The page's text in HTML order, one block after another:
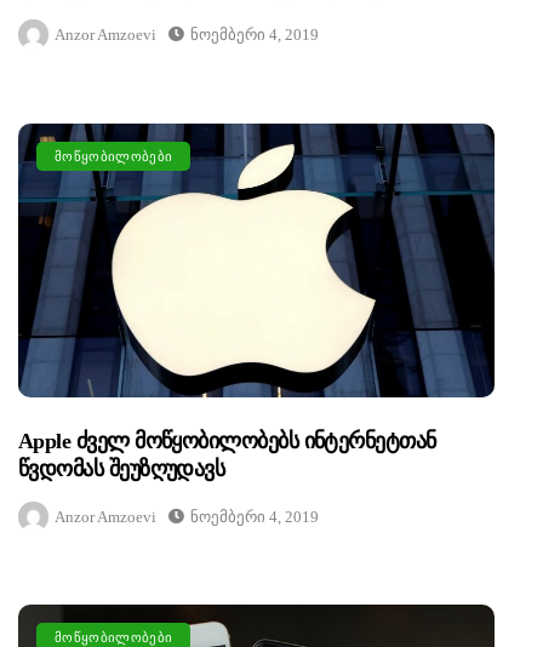
Anzor Amzoevi Ნოემბერი 4, 2019
ᲛᲝᲬᲧᲝᲑᲘᲚᲝᲑᲔᲑᲘ
Apple Ძველ Მოწყობილობებს Ინტერნეტთან
Წვდომას Შეუზღუდავს
Anzor Amzoevi Ნოემბერი 4, 2019
ᲛᲝᲬᲧᲝᲑᲘᲚᲝᲑᲔᲑᲘ